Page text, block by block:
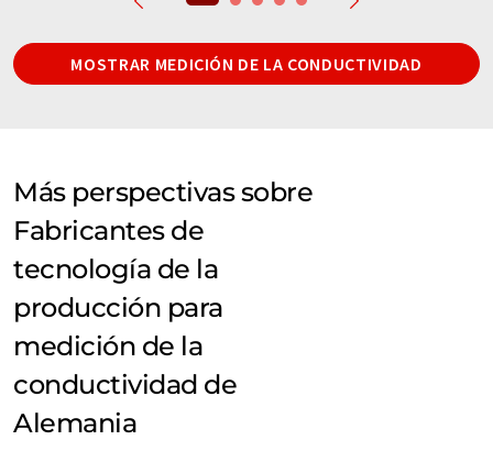
MOSTRAR MEDICIÓN DE LA CONDUCTIVIDAD
Más perspectivas sobre
Fabricantes de
tecnología de la
producción para
medición de la
conductividad de
Alemania